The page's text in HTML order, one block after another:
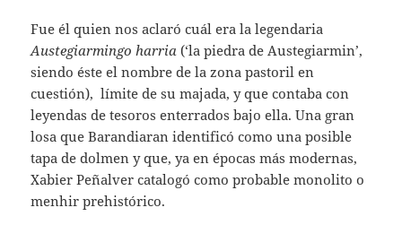
Fue él quien nos aclaró cuál era la legendaria
Austegiarmingo harria (‘la piedra de Austegiarmin’,
siendo éste el nombre de la zona pastoril en
cuestión), límite de su majada, y que contaba con
leyendas de tesoros enterrados bajo ella. Una gran
losa que Barandiaran identificó como una posible
tapa de dolmen y que, ya en épocas más modernas,
Xabier Peñalver catalogó como probable monolito o
menhir prehistórico.